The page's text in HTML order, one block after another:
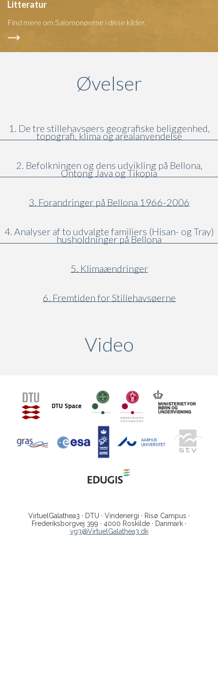
Litteratur
Find mere om Salomonøerne i disse kilder.
Øvelser
1. De tre stillehavsøers geografiske beliggenhed,
topografi, klima og arealanvendelse
2. Befolkningen og dens udvikling på Bellona,
Ontong Java og Tikopia
3. Forandringer på Bellona 1966-2006
4. Analyser af to udvalgte familiers (Hisan- og Tray)
husholdninger på Bellona
5. Klimaændringer
6. Fremtiden for Stillehavsøerne
Video
VirtuelGalathea3 · DTU · Vindenergi · Risø Campus ·
Frederiksborgvej 399 · 4000 Roskilde · Danmark ·
vg3@VirtuelGalathea3.dk